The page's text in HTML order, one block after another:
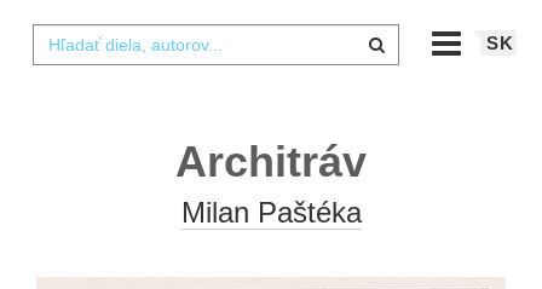
SK
Architráv
Milan Paštéka